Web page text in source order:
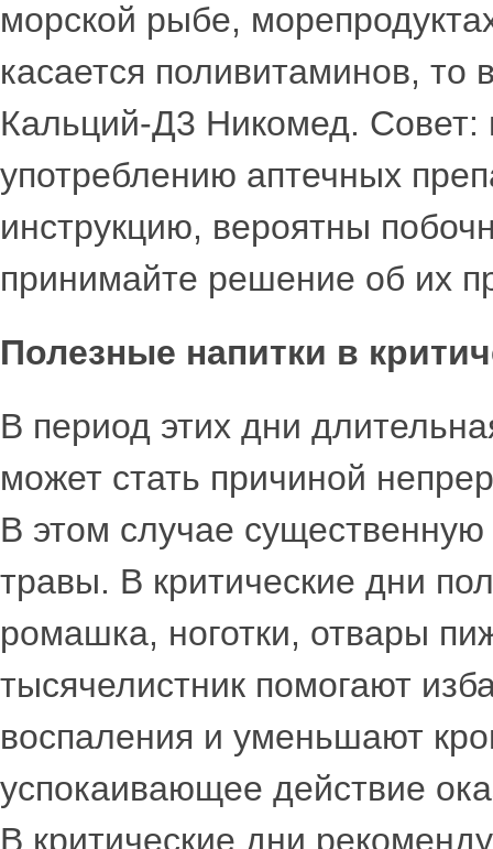
морской рыбе,
касается поливитаминов,
Кальций-Д3 Никомед. Совет:
употреблению аптечных
инструкцию, вероятны
принимайте решение об их
Полезные напитки в
В период этих дни
может стать причиной
В этом случае
травы. В критические дни
ромашка, ноготки, отвары
тысячелистник помогают
воспаления и уменьшают
успокаивающее действие
В критические дни